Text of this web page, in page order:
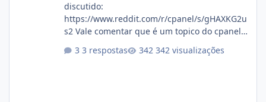
discutido:
https://www.reddit.com/r/cpanel/s/gHAXKG2u
s2 Vale comentar que é um topico do cpanel...
3 respostas 342 visualizações